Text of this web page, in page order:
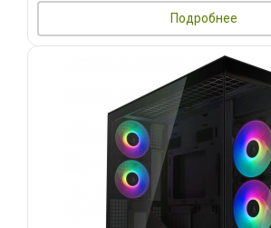
Подробнее